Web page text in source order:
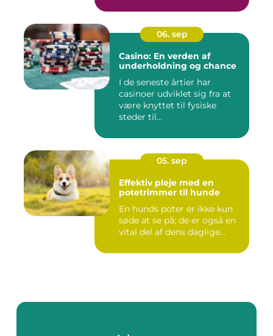
06. sep
Casino: En verden af
underholdning og chance
I de seneste årtier har
casinoer udviklet sig fra at
være knyttet til fysiske
steder til...
05. sep
Effektiv pleje med en
potetrimmer til hunde
En hunds poter er ikke kun
søde at se på; de er også en
vital del af dens daglige...